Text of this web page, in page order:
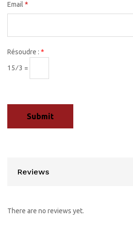
Email *
Résoudre : *
15 ⁄ 3 =
Reviews
There are no reviews yet.